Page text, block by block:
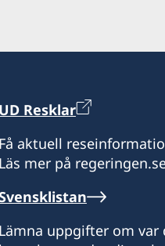
UD Resklar
Få aktuell
Läs mer på
Lämna uppgifter om